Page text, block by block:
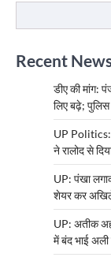
Recent
डीए की मांग:
लिए बढ़े;
UP Politics:
ने रालोद से
UP: पंखा
शेयर कर
UP: अतीक
में बंद भाई